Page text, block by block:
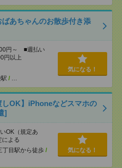
ばあちゃんのお散歩付き添
円～ ■週払い
円以上
/ …
気になる！
しOK】iPhoneなどスマホの
]
OK（規定あ
よる
丁目駅から徒歩 /
気になる！